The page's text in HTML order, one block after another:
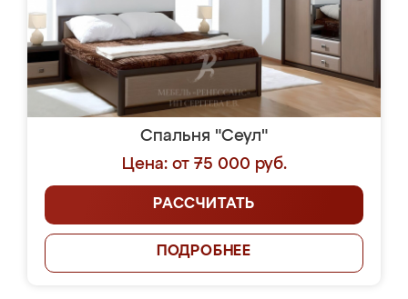
Спальня "Сеул"
Цена: от 75 000 руб.
РАССЧИТАТЬ
ПОДРОБНЕЕ